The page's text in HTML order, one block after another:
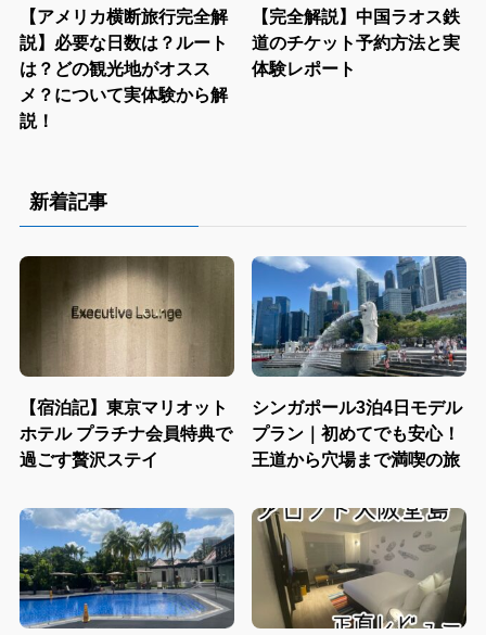
【アメリカ横断旅行完全解
説】必要な日数は？ルート
は？どの観光地がオスス
メ？について実体験から解
説！
【完全解説】中国ラオス鉄
道のチケット予約方法と実
体験レポート
新着記事
【宿泊記】東京マリオット
ホテル プラチナ会員特典で
過ごす贅沢ステイ
シンガポール3泊4日モデル
プラン｜初めてでも安心！
王道から穴場まで満喫の旅